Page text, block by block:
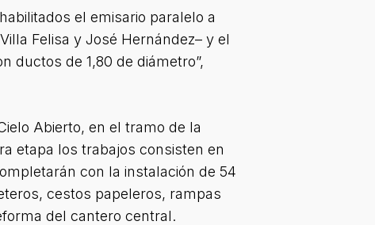
el emisario paralelo a
Felisa y José Hernández– y el
ductos de 1,80 de diámetro”,
Abierto, en el tramo de la
etapa los trabajos consisten en
con la instalación de 54
cestos papeleros, rampas
del cantero central.